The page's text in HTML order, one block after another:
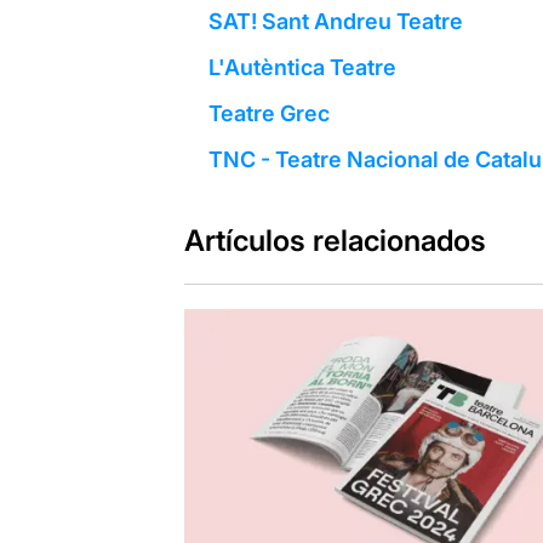
SAT! Sant Andreu Teatre
L'Autèntica Teatre
Teatre Grec
TNC - Teatre Nacional de
Artículos relacionados